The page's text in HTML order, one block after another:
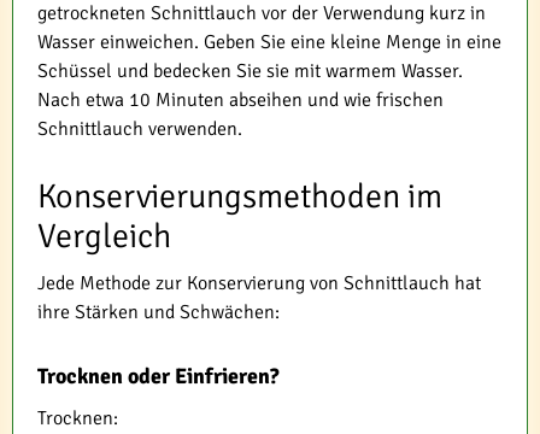
getrockneten Schnittlauch vor der Verwendung kurz in
Wasser einweichen. Geben Sie eine kleine Menge in eine
Schüssel und bedecken Sie sie mit warmem Wasser.
Nach etwa 10 Minuten abseihen und wie frischen
Schnittlauch verwenden.
Konservierungsmethoden im
Vergleich
Jede Methode zur Konservierung von Schnittlauch hat
ihre Stärken und Schwächen:
Trocknen oder Einfrieren?
Trocknen: